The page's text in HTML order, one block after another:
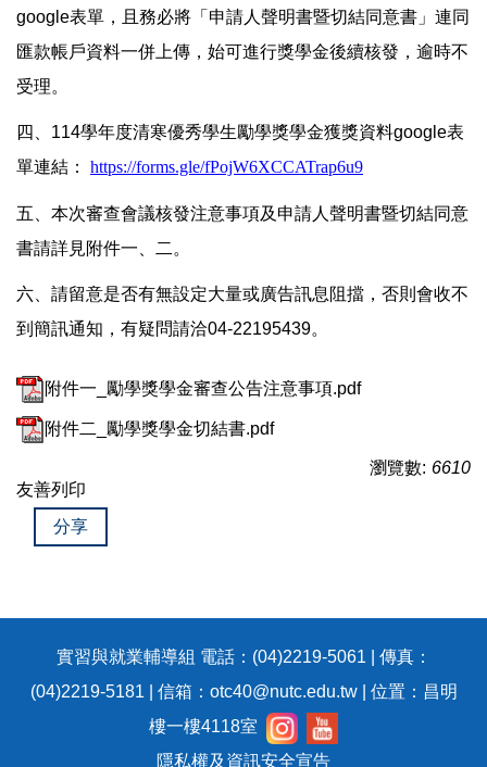
google表單，且務必將「申請人聲明書暨切結同意書」連同
匯款帳戶資料一併上傳，始可進行獎學金後續核發，逾時不
受理。
四、114學年度清寒優秀學生勵學獎學金獲獎資料google表
單連結：
https://forms.gle/fPojW6XCCATrap6u9
五、本次審查會議核發注意事項及申請人聲明書暨切結同意
書請詳見附件一、二。
六、請留意是否有無設定大量或廣告訊息阻擋，否則會收不
到簡訊通知，有疑問請洽04-22195439。
附件一_勵學獎學金審查公告注意事項.pdf
附件二_勵學獎學金切結書.pdf
瀏覽數: 6610
友善列印
分享
實習與就業輔導組 電話：(04)2219-5061 | 傳真：
(04)2219-5181 | 信箱：otc40@nutc.edu.tw | 位置：昌明
樓一樓4118室
隱私權及資訊安全宣告